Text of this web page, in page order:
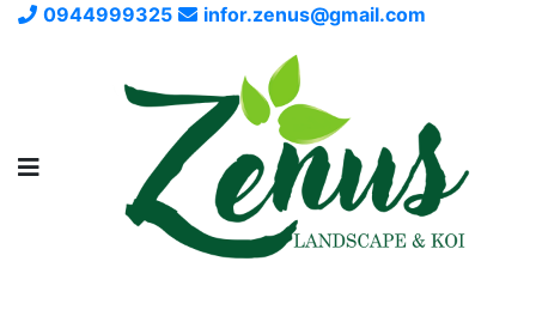
0944999325 infor.zenus@gmail.com